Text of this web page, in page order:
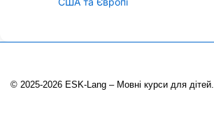
© 2025-2026 ESK-Lang – Мовні курси для дітей.